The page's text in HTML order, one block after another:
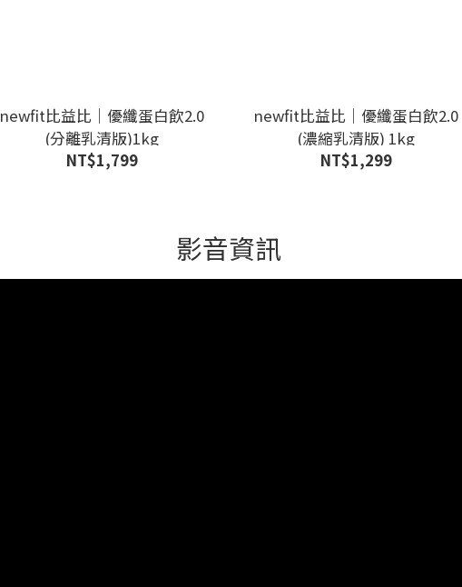
newfit比益比｜優纖蛋白飲2.0
(分離乳清版)1kg
NT$1,799
newfit比益比｜優纖蛋白飲2.0
(濃縮乳清版) 1kg
NT$1,299
影音資訊